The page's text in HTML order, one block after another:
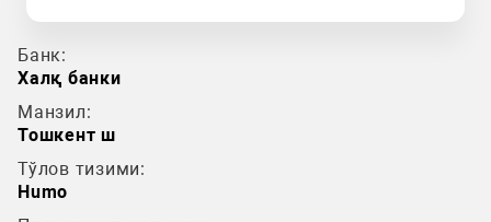
Банк:
Халқ банки
Манзил:
Тошкент ш
Тўлов тизими:
Humo